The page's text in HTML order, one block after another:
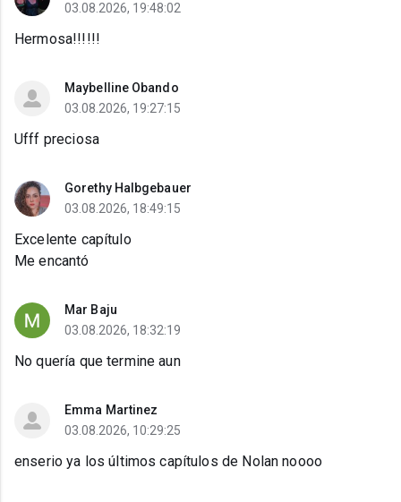
03.08.2026, 19:48:02
Hermosa!!!!!!
Maybelline Obando
03.08.2026, 19:27:15
Ufff preciosa
Gorethy Halbgebauer
03.08.2026, 18:49:15
Excelente capítulo
Me encantó
Mar Baju
03.08.2026, 18:32:19
No quería que termine aun
Emma Martinez
03.08.2026, 10:29:25
enserio ya los últimos capítulos de Nolan noooo